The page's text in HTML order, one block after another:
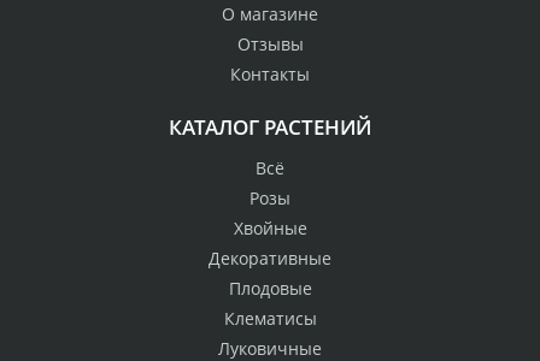
О магазине
Отзывы
Контакты
КАТАЛОГ РАСТЕНИЙ
Всё
Розы
Хвойные
Декоративные
Плодовые
Клематисы
Луковичные